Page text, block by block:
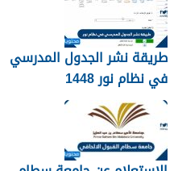
طريقة نشر الجدول المدرسي
في نظام نور 1448